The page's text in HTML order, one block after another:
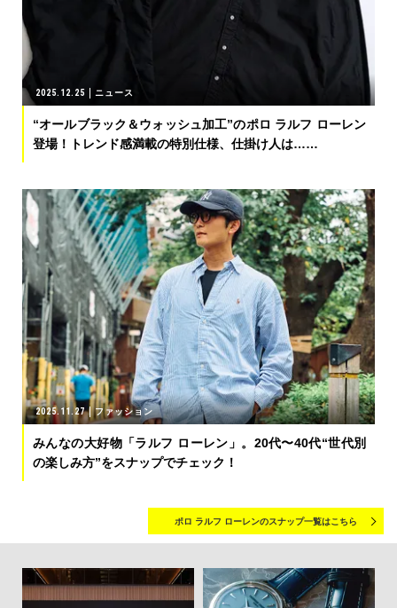
2025.12.25 ニュース
“オールブラック＆ウォッシュ加工”のポロ ラルフ ローレン
登場！トレンド感満載の特別仕様、仕掛け人は……
2025.11.27 ファッション
みんなの大好物「ラルフ ローレン」。20代〜40代“世代別
の楽しみ方”をスナップでチェック！
ポロ ラルフ ローレンのスナップ一覧はこちら